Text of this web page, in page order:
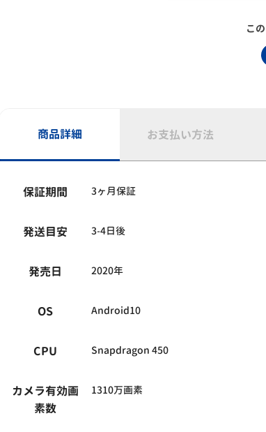
こ
商品詳細 お支払い方法
保証期間 3ヶ月保証
発送目安 3-4日後
発売日 2020年
OS Android10
CPU Snapdragon 450
カメラ有効画
素数
1310万画素